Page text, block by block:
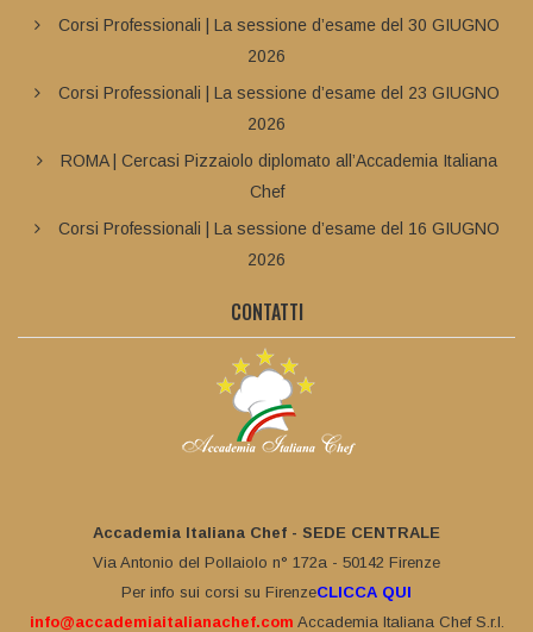
Corsi Professionali | La sessione d’esame del 30 GIUGNO
2026
Corsi Professionali | La sessione d’esame del 23 GIUGNO
2026
ROMA | Cercasi Pizzaiolo diplomato all’Accademia Italiana
Chef
Corsi Professionali | La sessione d’esame del 16 GIUGNO
2026
CONTATTI
Accademia Italiana Chef - SEDE CENTRALE
Via Antonio del Pollaiolo n° 172a - 50142 Firenze
Per info sui corsi su FirenzeCLICCA QUI
info@accademiaitalianachef.com Accademia Italiana Chef S.r.l.